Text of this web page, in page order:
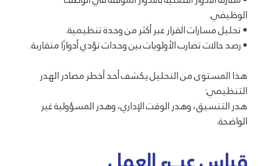
الوظيفي.
• تحليل مسارات القرار عبر أكثر من وحدة تنظيمية.
• رصد حالات تضارب الأولويات بين وحدات تؤدي أدوارًا متقاربة.
هذا المستوى من التحليل يكشف أحد أخطر مصادر الهدر
التنظيمي:
هدر التنسيق، وهدر الوقت الإداري، وهدر المسؤولية غير
الواضحة.